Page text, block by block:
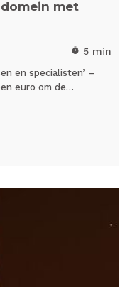
met
timer 5 min
en specialisten’ –
euro om de…